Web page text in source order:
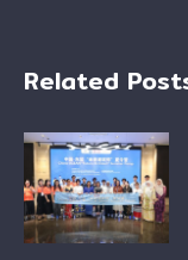
Related